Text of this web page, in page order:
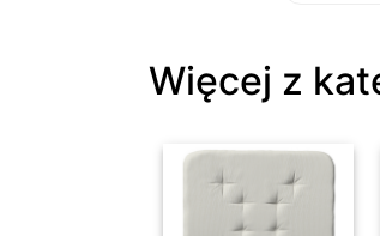
Więcej z